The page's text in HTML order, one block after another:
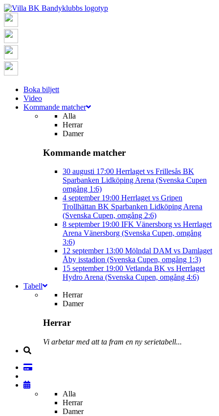
Boka biljett
Video
Kommande matcher
Alla
Herrar
Damer
Kommande matcher
30 augusti 17:00 Herrlaget vs Frillesås BK
Sparbanken Lidköping Arena (Svenska Cupen
omgång 1:6)
4 september 19:00 Herrlaget vs Gripen
Trollhättan BK Sparbanken Lidköping Arena
(Svenska Cupen, omgång 2:6)
8 september 19:00 IFK Vänersborg vs Herrlaget
Arena Vänersborg (Svenska Cupen, omgång
3:6)
12 september 13:00 Mölndal DAM vs Damlaget
Åby isstadion (Svenska Cupen, omgång 1:3)
15 september 19:00 Vetlanda BK vs Herrlaget
Hydro Arena (Svenska Cupen, omgång 4:6)
Tabell
Herrar
Damer
Herrar
Vi arbetar med att ta fram en ny serietabell...
Alla
Herrar
Damer